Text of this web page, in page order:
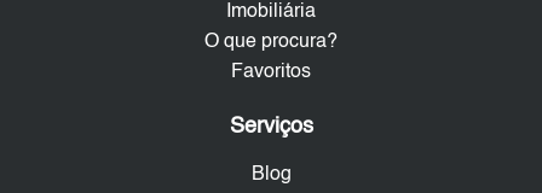
Imobiliária
O que procura?
Favoritos
Serviços
Blog